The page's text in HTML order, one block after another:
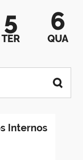
5
TER
6
QUA
Internos